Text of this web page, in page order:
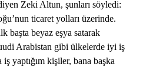
Zeki Altun, şunları söyledi:
ticaret yolları üzerinde.
başta beyaz eşya satarak
Arabistan gibi ülkelerde iyi iş
yaptığım kişiler, bana başka